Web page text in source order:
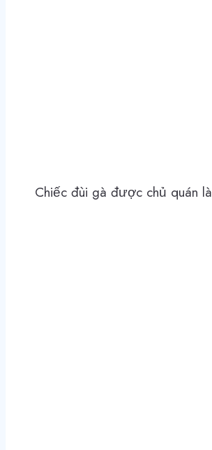
Chiếc đùi gà được chủ quán